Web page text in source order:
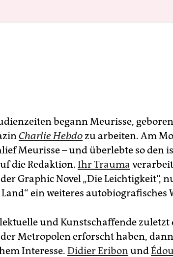
begann Meurisse,
Charlie Hebdo zu arbeiten. Am
Meurisse – und überlebte so den
die Redaktion. Ihr Trauma
Graphic Novel „Die Leichtigkeit“,
Land“ ein weiteres autobiografisches
und Kunstschaffende zuletzt
Metropolen erforscht haben,
Interesse. Didier Eribonund